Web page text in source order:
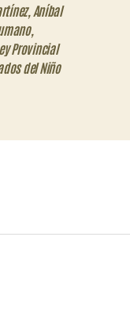
, Aníbal
,
Provincial
del Niño